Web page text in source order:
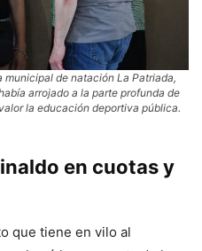
municipal de natación La Patriada,
arrojado a la parte profunda de
la educación deportiva pública.
en cuotas y
que tiene en vilo al